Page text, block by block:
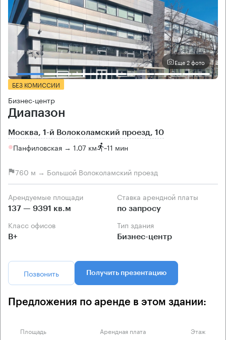
Еще 2 фото
БЕЗ КОМИССИИ
Бизнес-центр
Диапазон
Москва, 1-й Волоколамский проезд, 10
Панфиловская → 1.07 км ~11 мин
760 м → Большой Волоколамский проезд
Арендуемые площади
137 — 9391 кв.м
Ставка арендной платы
по запросу
Класс офисов
B+
Тип здания
Бизнес-центр
Позвонить Получить презентацию
Предложения по аренде в этом здании:
Площадь Арендная плата Этаж